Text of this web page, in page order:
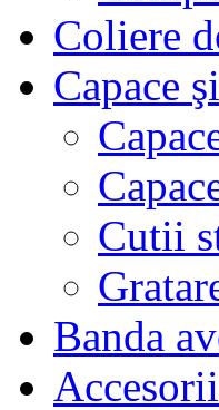
Coliere
Capace
Cutii
Banda